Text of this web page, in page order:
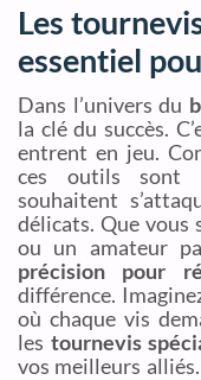
Les
essentiel
Dans l’univers du
la clé du succès.
entrent en jeu.
ces outils sont
souhaitent
délicats. Que vous
ou un amateur
précision pour
différence.
où chaque vis
les tournevis
vos meilleurs alliés.